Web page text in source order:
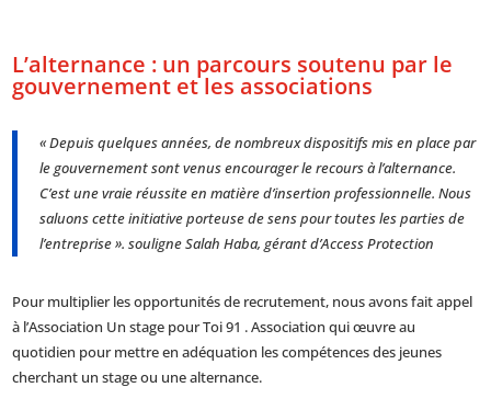
L’alternance : un parcours soutenu par le
gouvernement et les associations
« Depuis quelques années, de nombreux dispositifs mis en place par
le gouvernement sont venus encourager le recours à l’alternance.
C’est une vraie réussite en matière d’insertion professionnelle. Nous
saluons cette initiative porteuse de sens pour toutes les parties de
l’entreprise ». souligne Salah Haba, gérant d’Access Protection
Pour multiplier les opportunités de recrutement, nous avons fait appel
à l’Association Un stage pour Toi 91 . Association qui œuvre au
quotidien pour mettre en adéquation les compétences des jeunes
cherchant un stage ou une alternance.